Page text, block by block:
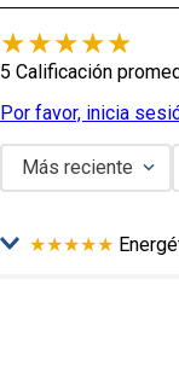
★★★★★
5 Calificación
Por favor, inicia
Más reciente
★★★★★